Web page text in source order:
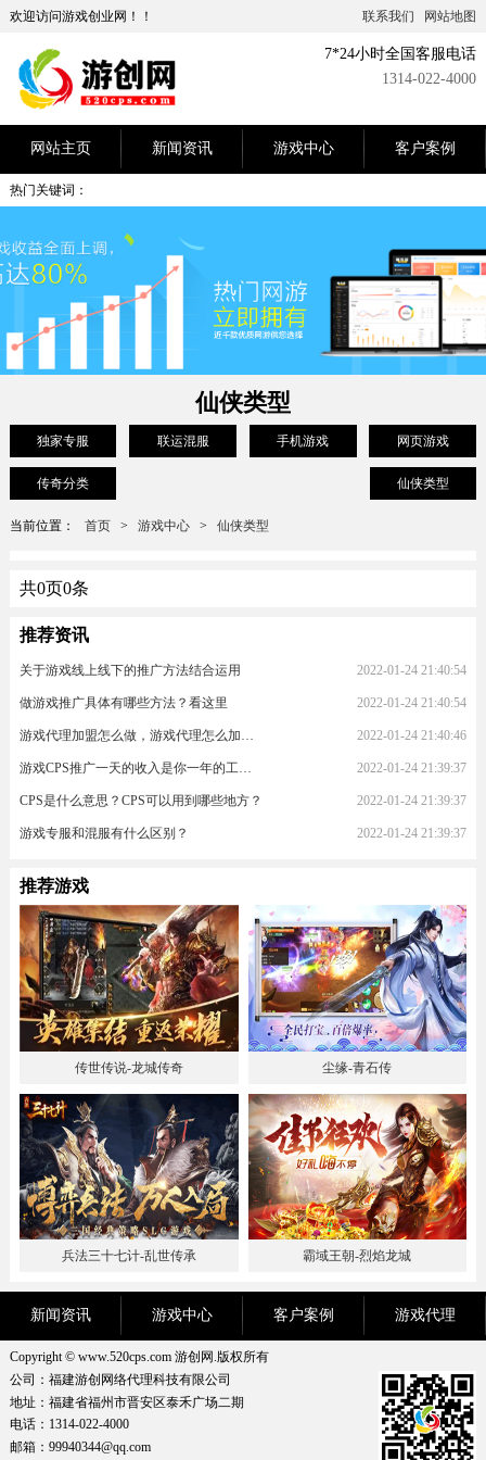
欢迎访问游戏创业网！！ 联系我们 网站地图
7*24小时全国客服电话
1314-022-4000
网站主页 新闻资讯 游戏中心 客户案例
热门关键词：
仙侠类型
独家专服 联运混服 手机游戏 网页游戏
传奇分类 仙侠类型
当前位置： 首页 > 游戏中心 > 仙侠类型
共0页0条
推荐资讯
关于游戏线上线下的推广方法结合运用 2022-01-24 21:40:54
做游戏推广具体有哪些方法？看这里 2022-01-24 21:40:54
游戏代理加盟怎么做，游戏代理怎么加入？ 2022-01-24 21:40:46
游戏CPS推广一天的收入是你一年的工资！ 2022-01-24 21:39:37
CPS是什么意思？CPS可以用到哪些地方？ 2022-01-24 21:39:37
游戏专服和混服有什么区别？ 2022-01-24 21:39:37
推荐游戏
传世传说-龙城传奇 尘缘-青石传
兵法三十七计-乱世传承 霸域王朝-烈焰龙城
新闻资讯 游戏中心 客户案例 游戏代理
Copyright © www.520cps.com 游创网.版权所有
公司：福建游创网络代理科技有限公司
地址：福建省福州市晋安区泰禾广场二期
电话：1314-022-4000
邮箱：99940344@qq.com